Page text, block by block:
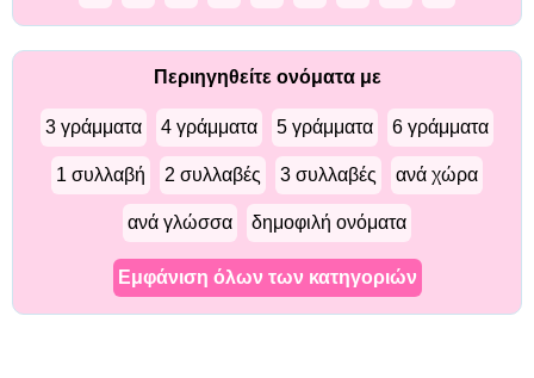
Περιηγηθείτε ονόματα με
3 γράμματα 4 γράμματα 5 γράμματα 6 γράμματα
1 συλλαβή 2 συλλαβές 3 συλλαβές ανά χώρα
ανά γλώσσα δημοφιλή ονόματα
Εμφάνιση όλων των κατηγοριών